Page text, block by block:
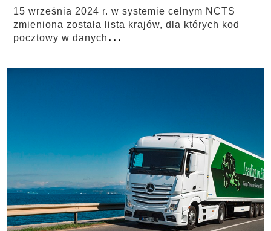
15 września 2024 r. w systemie celnym NCTS
zmieniona została lista krajów, dla których kod
pocztowy w danych...